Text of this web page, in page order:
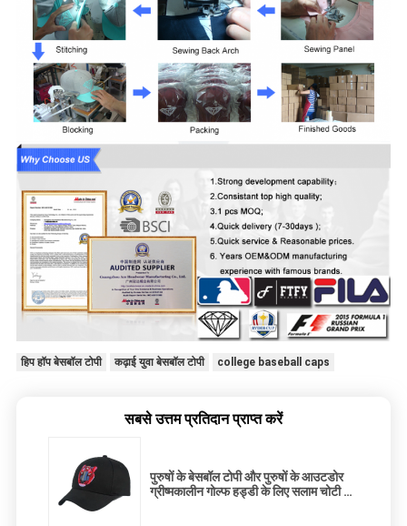
हिप हॉप बेसबॉल टोपी कढ़ाई युवा बेसबॉल टोपी college baseball caps
सबसे उत्तम प्रतिदान प्राप्त करें
पुरुषों के बेसबॉल टोपी और पुरुषों के आउटडोर
ग्रीष्मकालीन गोल्फ हड्डी के लिए सलाम चोटी की